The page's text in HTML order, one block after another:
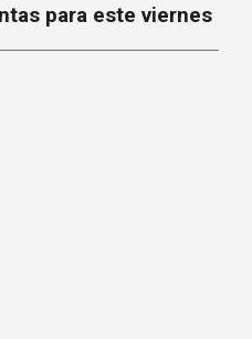
para este viernes